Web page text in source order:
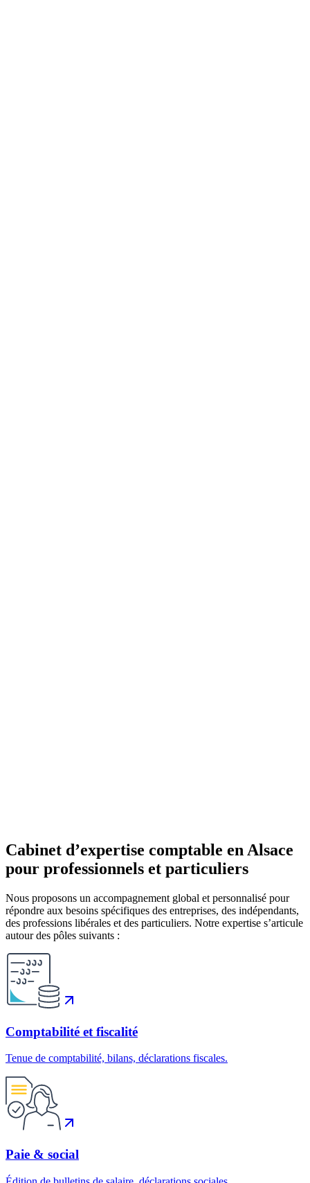
Cabinet d’expertise comptable en Alsace
pour professionnels et particuliers
Nous proposons un accompagnement global et personnalisé pour
répondre aux besoins spécifiques des entreprises, des indépendants,
des professions libérales et des particuliers. Notre expertise s’articule
autour des pôles suivants :
Comptabilité et fiscalité
Tenue de comptabilité, bilans, déclarations fiscales.
Paie & social